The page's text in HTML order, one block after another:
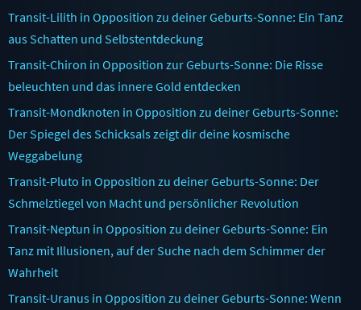
Transit-Lilith in Opposition zu deiner Geburts-Sonne: Ein Tanz
aus Schatten und Selbstentdeckung
Transit-Chiron in Opposition zur Geburts-Sonne: Die Risse
beleuchten und das innere Gold entdecken
Transit-Mondknoten in Opposition zu deiner Geburts-Sonne:
Der Spiegel des Schicksals zeigt dir deine kosmische
Weggabelung
Transit-Pluto in Opposition zu deiner Geburts-Sonne: Der
Schmelztiegel von Macht und persönlicher Revolution
Transit-Neptun in Opposition zu deiner Geburts-Sonne: Ein
Tanz mit Illusionen, auf der Suche nach dem Schimmer der
Wahrheit
Transit-Uranus in Opposition zu deiner Geburts-Sonne: Wenn